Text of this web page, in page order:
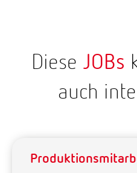
Diese JOBs
auch